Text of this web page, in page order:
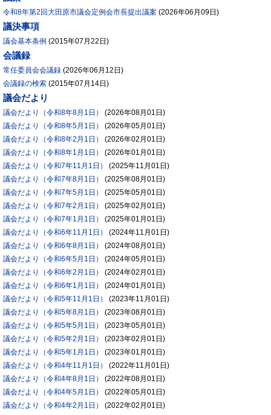
令和8年第2回大田原市議会定例会市長提出議案 (2026年06月09日 )
議決事項
議会基本条例 (2015年07月22日 )
会議録
常任委員会会議録 (2026年06月12日 )
会議録の検索 (2015年07月14日 )
議会だより
議会だより（令和8年8月1日） (2026年08月01日 )
議会だより（令和8年5月1日）
(2026年05月01日 )
議会だより（令和8年2月1日）
(2026年02月01日 )
議会だより（令和8年1月1日）
(2026年01月01日 )
議会だより（令和7年11月1日）
(2025年11月01日 )
議会だより（令和7年8月1日）
(2025年08月01日 )
議会だより（令和7年5月1日）
(2025年05月01日 )
議会だより（令和7年2月1日）
(2025年02月01日 )
議会だより（令和7年1月1日）
(2025年01月01日 )
議会だより（令和6年11月1日）
(2024年11月01日 )
議会だより（令和6年8月1日）
(2024年08月01日 )
議会だより（令和6年5月1日）
(2024年05月01日 )
議会だより（令和6年2月1日）
(2024年02月01日 )
議会だより（令和6年1月1日）
(2024年01月01日 )
議会だより（令和5年11月1日）
(2023年11月01日 )
議会だより（令和5年8月1日）
(2023年08月01日 )
議会だより（令和5年5月1日）
(2023年05月01日 )
議会だより（令和5年2月1日）
(2023年02月01日 )
議会だより（令和5年1月1日）
(2023年01月01日 )
議会だより（令和4年11月1日）
(2022年11月01日 )
議会だより（令和4年8月1日）
(2022年08月01日 )
議会だより（令和4年5月1日）
(2022年05月01日 )
議会だより（令和4年2月1日）
(2022年02月01日 )